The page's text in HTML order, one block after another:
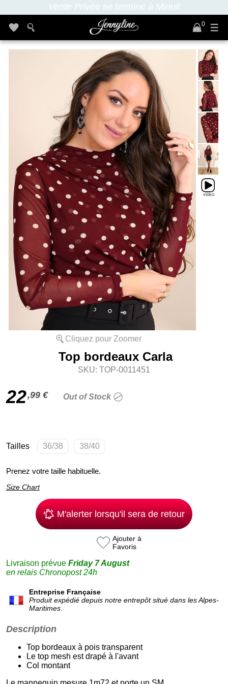
Vente Privée se termine à Minuit
0
Cliquez pour Zoomer
Top bordeaux Carla
SKU: TOP-0011451
22,99 € Out of Stock
Tailles 36/38 38/40
Prenez votre taille habituelle.
Size Chart
M'alerter lorsqu'il sera de retour
Ajouter à
Favoris
Livraison prévue Friday 7 August
en relais Chronopost 24h
Entreprise Française
Produit expédié depuis notre entrepôt situé dans les Alpes-
Maritimes.
Description
Top bordeaux à pois transparent
Le top mesh est drapé à l'avant
Col montant